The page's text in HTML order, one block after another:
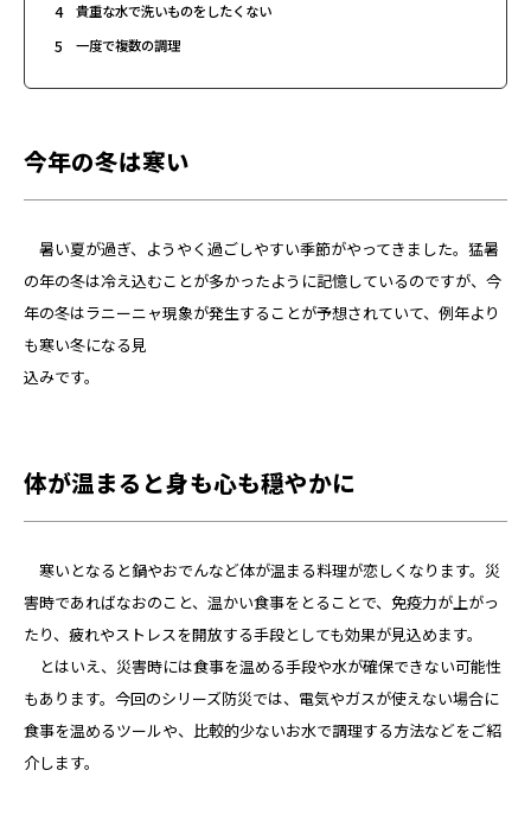
4 貴重な水で洗いものをしたくない
5 一度で複数の調理
今年の冬は寒い
暑い夏が過ぎ、ようやく過ごしやすい季節がやってきました。猛暑
の年の冬は冷え込むことが多かったように記憶しているのですが、今
年の冬はラニーニャ現象が発生することが予想されていて、例年より
も寒い冬になる見
込みです。
体が温まると身も心も穏やかに
寒いとなると鍋やおでんなど体が温まる料理が恋しくなります。災
害時であればなおのこと、温かい食事をとることで、免疫力が上がっ
たり、疲れやストレスを開放する手段としても効果が見込めます。
とはいえ、災害時には食事を温める手段や水が確保できない可能性
もあります。今回のシリーズ防災では、電気やガスが使えない場合に
食事を温めるツールや、比較的少ないお水で調理する方法などをご紹
介します。